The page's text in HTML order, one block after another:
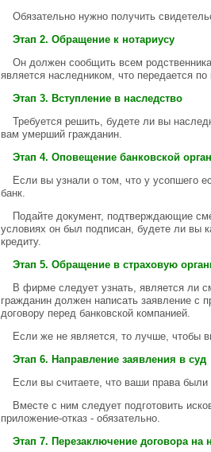
Обязательно нужно получить
Этап 2. Обращение к нотариусу
Он должен сообщить всем
является наследником, что передается по
Этап 3. Вступление в наследство
Требуется решить, будете ли вы
вам умерший гражданин.
Этап 4. Оповещение банковской
Если вы узнали о том, что у усопшего
банк.
Подайте документ, подтверждающие
условиях он был подписан, будете ли вы
кредиту.
Этап 5. Обращение в страховую
В фирме следует узнать, является ли
гражданин должен написать заявление с
договору перед банковской компанией.
Если же не является, то лучше, чтобы
Этап 6. Направление заявления в суд
Если вы считаете, что ваши права
Вместе с ним следует подготовить
приложение-отказ - обязательно.
Этап 7. Перезаключение договора на